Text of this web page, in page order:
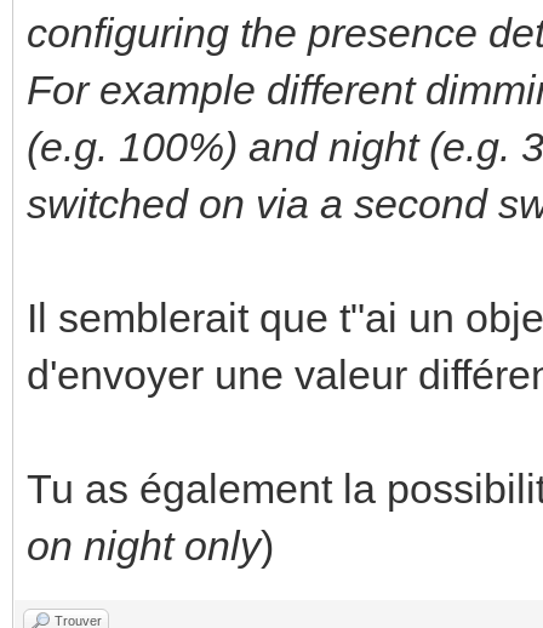
configuring the presence
For example different
(e.g. 100%) and night (e.g.
switched on via a second
Il semblerait que t"ai un
d'envoyer une valeur
Tu as également la
on night only)
Trouver